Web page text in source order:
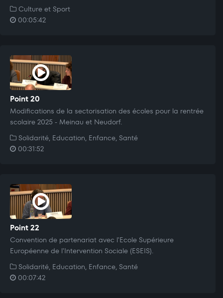
Culture et Sport
00:05:42
Point 20
Modifications de la sectorisation des écoles pour la rentrée
scolaire 2025 - Meinau et Neudorf.
Solidarité, Education, Enfance, Santé
00:31:52
Point 22
Convention de partenariat avec l'Ecole Supérieure
Européenne de l'Intervention Sociale (ESEIS).
Solidarité, Education, Enfance, Santé
00:07:42